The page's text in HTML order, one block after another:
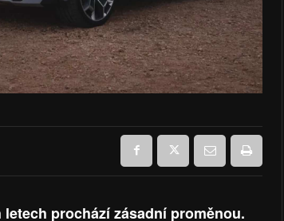
prochází zásadní proměnou.